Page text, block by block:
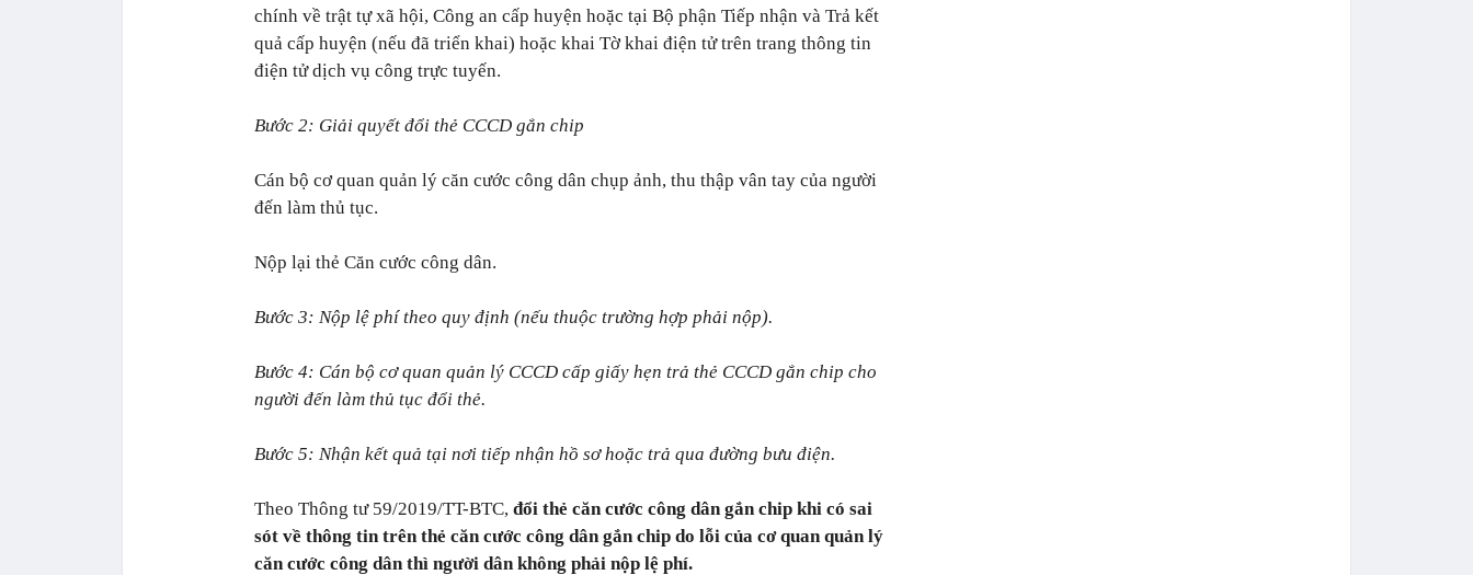
chính về trật tự xã hội, Công an cấp huyện hoặc tại Bộ phận Tiếp nhận và Trả kết
quả cấp huyện (nếu đã triển khai) hoặc khai Tờ khai điện tử trên trang thông tin
điện tử dịch vụ công trực tuyến.
Bước 2: Giải quyết đổi thẻ CCCD gắn chip
Cán bộ cơ quan quản lý căn cước công dân chụp ảnh, thu thập vân tay của người
đến làm thủ tục.
Nộp lại thẻ Căn cước công dân.
Bước 3: Nộp lệ phí theo quy định (nếu thuộc trường hợp phải nộp).
Bước 4: Cán bộ cơ quan quản lý CCCD cấp giấy hẹn trả thẻ CCCD gắn chip cho
người đến làm thủ tục đổi thẻ.
Bước 5: Nhận kết quả tại nơi tiếp nhận hồ sơ hoặc trả qua đường bưu điện.
Theo Thông tư 59/2019/TT-BTC, đổi thẻ căn cước công dân gắn chip khi có sai
sót về thông tin trên thẻ căn cước công dân gắn chip do lỗi của cơ quan quản lý
căn cước công dân thì người dân không phải nộp lệ phí.